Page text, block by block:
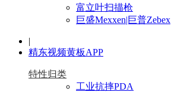
富立叶扫描枪
巨盛Mexxen|巨普Zebex
|
精东视频黄板APP
特性归类
工业抗摔PDA